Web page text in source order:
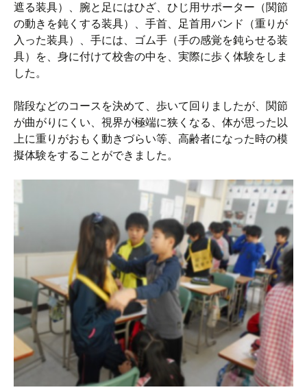
遮る装具）、腕と足にはひざ、ひじ用サポーター（関節
の動きを鈍くする装具）、手首、足首用バンド（重りが
入った装具）、手には、ゴム手（手の感覚を鈍らせる装
具）を、身に付けて校舎の中を、実際に歩く体験をしま
した。
階段などのコースを決めて、歩いて回りましたが、関節
が曲がりにくい、視界が極端に狭くなる、体が思った以
上に重りがおもく動きづらい等、高齢者になった時の模
擬体験をすることができました。